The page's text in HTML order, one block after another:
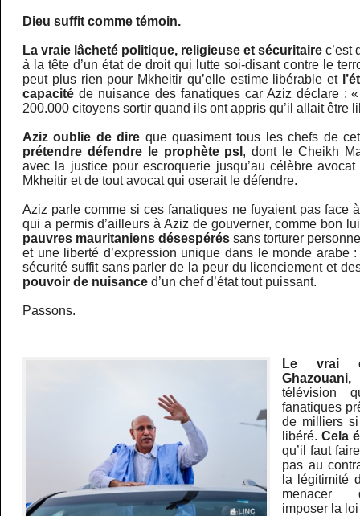
Dieu suffit comme témoin.
La vraie lâcheté politique, religieuse et sécuritaire c’est
à la tête d’un état de droit qui lutte soi-disant contre le
peut plus rien pour Mkheitir qu’elle estime libérable et
capacitéde nuisance des fanatiques car Aziz déclare :
200.000 citoyens sortir quand ils ont appris qu’il allait être
Aziz oublie de dire que quasiment tous les chefs de
prétendre défendre le prophète psl , dont le Cheikh
avec la justice pour escroquerie jusqu’au célèbre
Mkheitir et de tout avocat qui oserait le défendre.
Aziz parle comme si ces fanatiques ne fuyaient pas face
qui a permis d’ailleurs à Aziz de gouverner, comme bon
pauvres mauritaniens désespérés sans torturer
et une liberté d’expression unique dans le monde
sécurité suffit sans parler de la peur du licenciement et
pouvoir de nuisance d’un chef d’état tout puissant.
Passons.
Le vrai
télévision
fanatiques
de milliers
libéré.Cela
qu’il faut
pas au
la légitimité
menacer
imposer la